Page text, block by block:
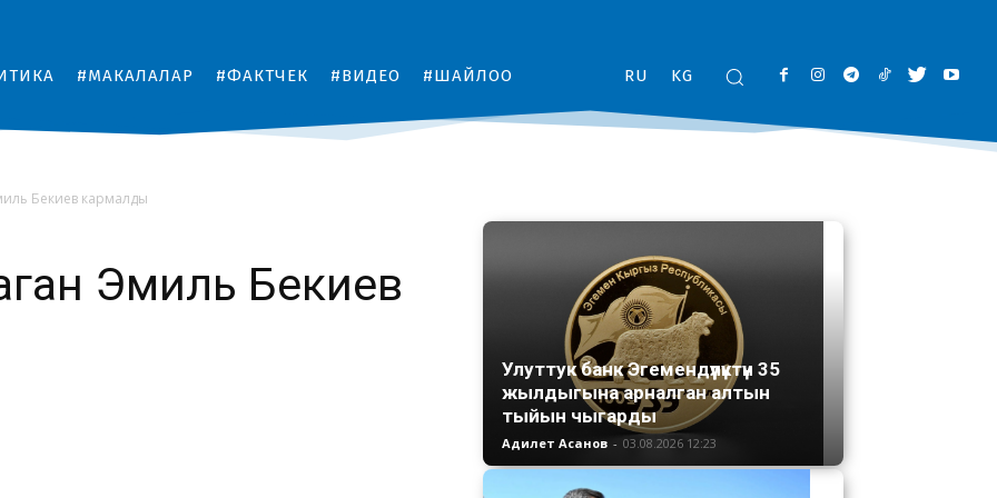
#МАКАЛАЛАР #ФАКТЧЕК #ВИДЕО #ШАЙЛОО RU KG
Бекиев кармалды
Эмиль Бекиев
Улуттук банк Эгемендүүлүктүн 35
жылдыгына арналган алтын
тыйын чыгарды
Адилет Асанов - 03.08.2026 12:23